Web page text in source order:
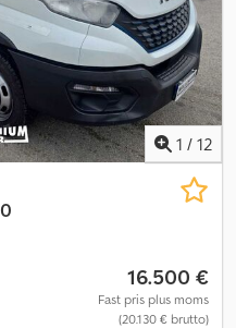
1 / 12
16.500 €
Fast pris plus moms
(20.130 € brutto)